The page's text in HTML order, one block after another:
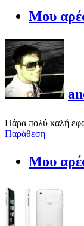
Μου
Πάρα πολύ καλή
Παράθεση
Μου